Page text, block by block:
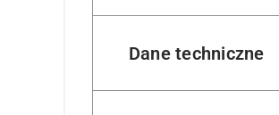
Dane techniczne